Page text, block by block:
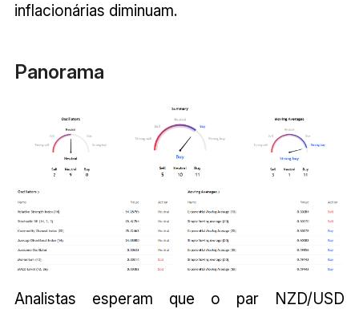
inflacionárias diminuam.
Panorama
Analistas esperam que o par NZD/USD